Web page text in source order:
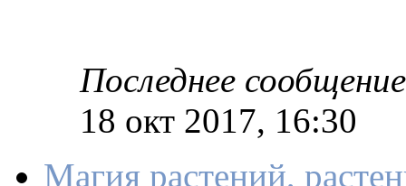
Последнее сообщение
18 окт 2017, 16:30
Магия растений,